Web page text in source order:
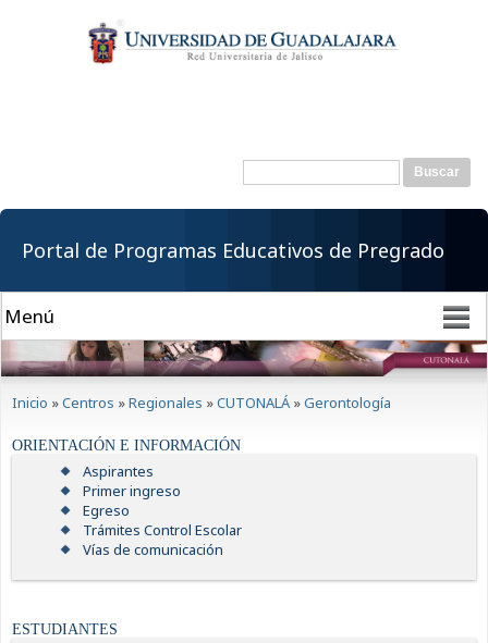
contenido
principal
Formulario de
Buscar
Portal de Programas Educativos de Pregrado
Inicio »Centros »Regionales »CUTONALÁ »Gerontología
ORIENTACIÓN E INFORMACIÓN
Aspirantes
Primer ingreso
Egreso
Trámites Control Escolar
Vías de comunicación
ESTUDIANTES